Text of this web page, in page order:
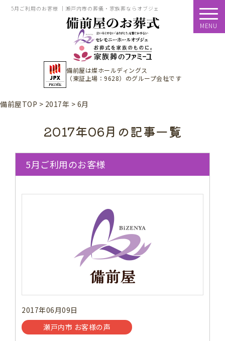
5月ご利用のお客様 ｜瀬戸内市の葬儀・家族葬ならオブジェ
備前屋は燦ホールディングス
（東証上場：9628） のグループ会社です
MENU
備前屋TOP > 2017年 > 6月
2017年06月の記事一覧
5月ご利用のお客様
2017年06月09日
瀬戸内市 お客様の声